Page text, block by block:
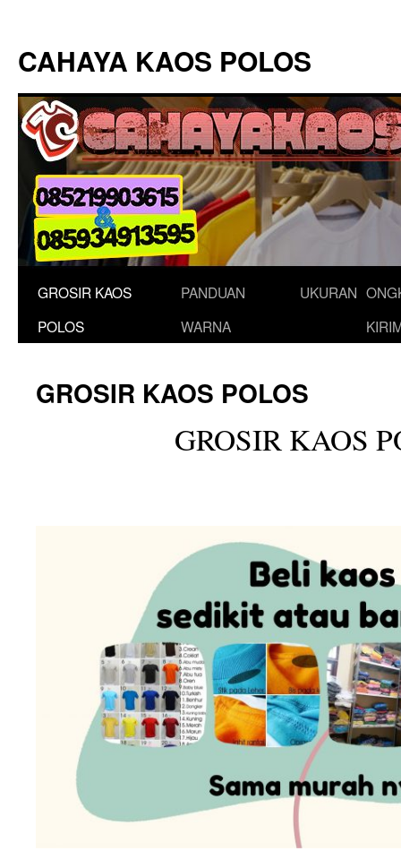
isi
CAHAYA KAOS POLOS
GROSIR KAOS
POLOS
PANDUAN
WARNA
UKURAN
GROSIR KAOS POLOS
GROSIR KAOS